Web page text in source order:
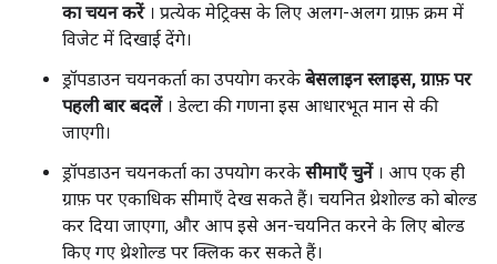
का चयन करें। प्रत्येक मेट्रिक्स के लिए अलग-अलग ग्राफ़ क्रम में
विजेट में दिखाई देंगे।
ड्रॉपडाउन चयनकर्ता का उपयोग करके बेसलाइन स्लाइस, ग्राफ़ पर
पहली बार बदलें। डेल्टा की गणना इस आधारभूत मान से की
जाएगी।
ड्रॉपडाउन चयनकर्ता का उपयोग करके सीमाएँ चुनें। आप एक ही
ग्राफ़ पर एकाधिक सीमाएँ देख सकते हैं। चयनित थ्रेशोल्ड को बोल्ड
कर दिया जाएगा, और आप इसे अन-चयनित करने के लिए बोल्ड
किए गए थ्रेशोल्ड पर क्लिक कर सकते हैं।